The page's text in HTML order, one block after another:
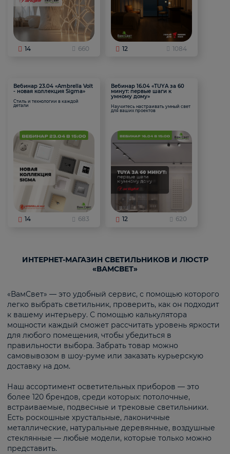
14 660 12 1084
Вебинар 23.04 «Ambrella Volt
- новая коллекция Sigma»
Стиль и технологии в каждой
детали
14 683
Вебинар 16.04 «TUYA за 60
минут: первые шаги к
умному дому»
Научитесь настраивать умный свет
для ваших проектов
12 620
ИНТЕРНЕТ-МАГАЗИН СВЕТИЛЬНИКОВ И ЛЮСТР
«ВАМСВЕТ»
«ВамСвет» — это удобный сервис, с помощью которого
легко выбрать светильник, проверить, как он подходит
к вашему интерьеру. С помощью калькулятора
мощности каждый сможет рассчитать уровень яркости
для любого помещения, чтобы убедиться в
правильности выбора. Забрать товар можно
самовывозом в шоу-руме или заказать курьерскую
доставку на дом.
Наш ассортимент осветительных приборов — это
более 120 брендов, среди которых: потолочные,
встраиваемые, подвесные и трековые светильники.
Есть роскошные хрустальные, лаконичные
металлические, натуральные деревянные, воздушные
стеклянные — любые модели, которые только можно
представить.